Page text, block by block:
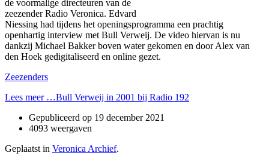
de voormalige directeuren van de
zeezender Radio Veronica. Edvard
Niessing had tijdens het openingsprogramma een prachtig
openhartig interview met Bull Verweij. De video hiervan is nu
dankzij Michael Bakker boven water gekomen en door Alex van
den Hoek gedigitaliseerd en online gezet.
Zeezenders
Lees meer …Bull Verweij in 2001 bij Radio 192
Gepubliceerd op 19 december 2021
4093 weergaven
Geplaatst in Veronica Archief.